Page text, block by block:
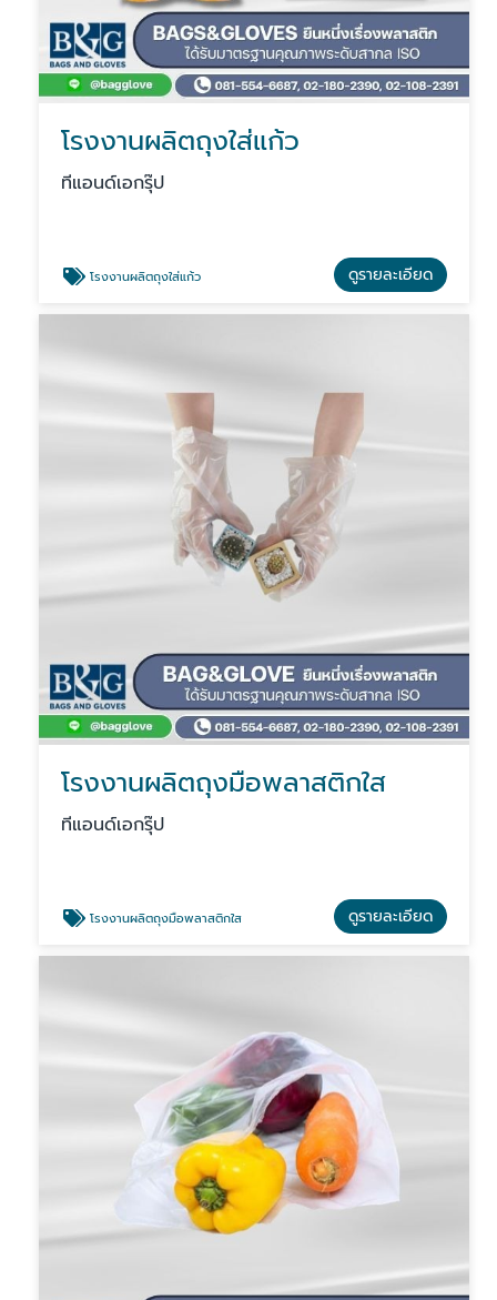
โรงงานผลิตถุงใส่แก้ว
ทีแอนด์เอกรุ๊ป
โรงงานผลิตถุงใส่แก้ว ดูรายละเอียด
โรงงานผลิตถุงมือพลาสติกใส
ทีแอนด์เอกรุ๊ป
โรงงานผลิตถุงมือพลาสติกใส ดูรายละเอียด